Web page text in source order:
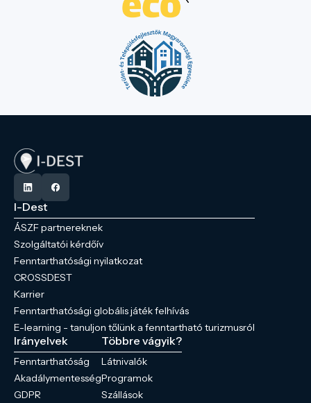
I-Dest
ÁSZF partnereknek
Szolgáltatói kérdőív
Fenntarthatósági nyilatkozat
CROSSDEST
Karrier
Fenntarthatósági globális játék felhívás
E-learning - tanuljon tőlünk a fenntartható turizmusról
Irányelvek
Fenntarthatóság
Akadálymentesség
GDPR
Többre vágyik?
Látnivalók
Programok
Szállások